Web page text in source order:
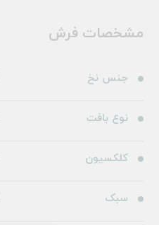
مشخصات فرش
جنس نخ
نوع بافت
کلکسیون
سبک